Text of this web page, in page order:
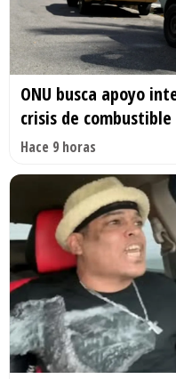
ONU busca apoyo
crisis de combustible
Hace 9 horas